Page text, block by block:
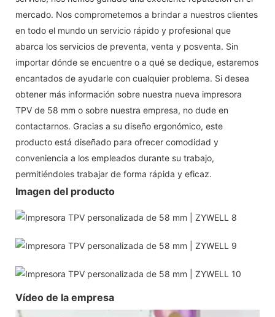
mercado. Nos comprometemos a brindar a nuestros clientes
en todo el mundo un servicio rápido y profesional que
abarca los servicios de preventa, venta y posventa. Sin
importar dónde se encuentre o a qué se dedique, estaremos
encantados de ayudarle con cualquier problema. Si desea
obtener más información sobre nuestra nueva impresora
TPV de 58 mm o sobre nuestra empresa, no dude en
contactarnos. Gracias a su diseño ergonómico, este
producto está diseñado para ofrecer comodidad y
conveniencia a los empleados durante su trabajo,
permitiéndoles trabajar de forma rápida y eficaz.
Imagen del producto
Vídeo de la empresa